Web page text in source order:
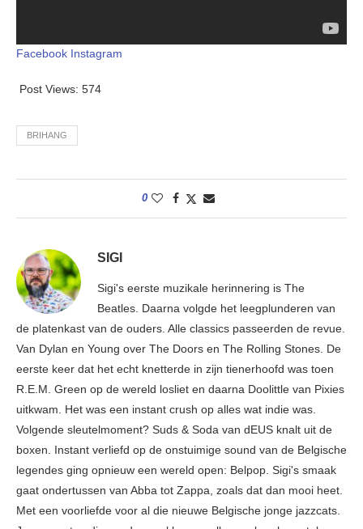
Facebook Instagram
Post Views: 574
BRIHANG
0
SIGI
Sigi's eerste muzikale herinnering is The
Beatles. Daarna volgde het leegplunderen van
de platenkast van de ouders. Alle classics passeerden de revue.
Van Dylan en Young over The Doors en The Rolling Stones. De
eerste keer dat het echt knetterde in zijn tienerhoofd was toen
R.E.M. Green op de wereld losliet en daarna Doolittle van Pixies
uitkwam. Het was een instant crush op alles wat indie was.
Volgende sleutelmoment? Suds & Soda van dEUS knalt uit de
boxen. Instant verliefd op de onstuimige sound van de Belgische
legendes ging opnieuw een wereld open: Belpop. Sigi's smaak
gaat ondertussen van Abba tot Zappa, zoals dat dan mooi heet.
Met een voorliefde voor al die nieuwe Belgische jonge jazzcats.